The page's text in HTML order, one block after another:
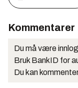
Kommentarer
Du må være
Bruk BankID for
Du kan